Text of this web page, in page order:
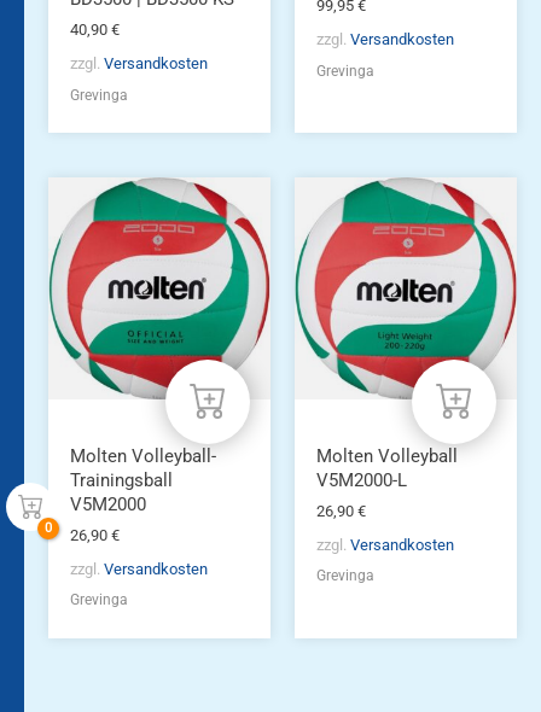
40,90 €
zzgl. Versandkosten
Grevinga
99,95 €
zzgl. Versandkosten
Grevinga
Molten Volleyball-
Trainingsball
V5M2000
26,90 €
zzgl. Versandkosten
Grevinga
Molten Volleyball
V5M2000-L
26,90 €
zzgl. Versandkosten
Grevinga